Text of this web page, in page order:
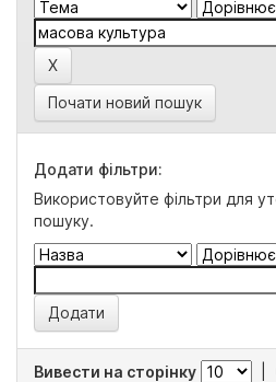
Почати новий пошук
Додати фільтри:
Використовуйте фільтри для
пошуку.
Вивести на сторінку